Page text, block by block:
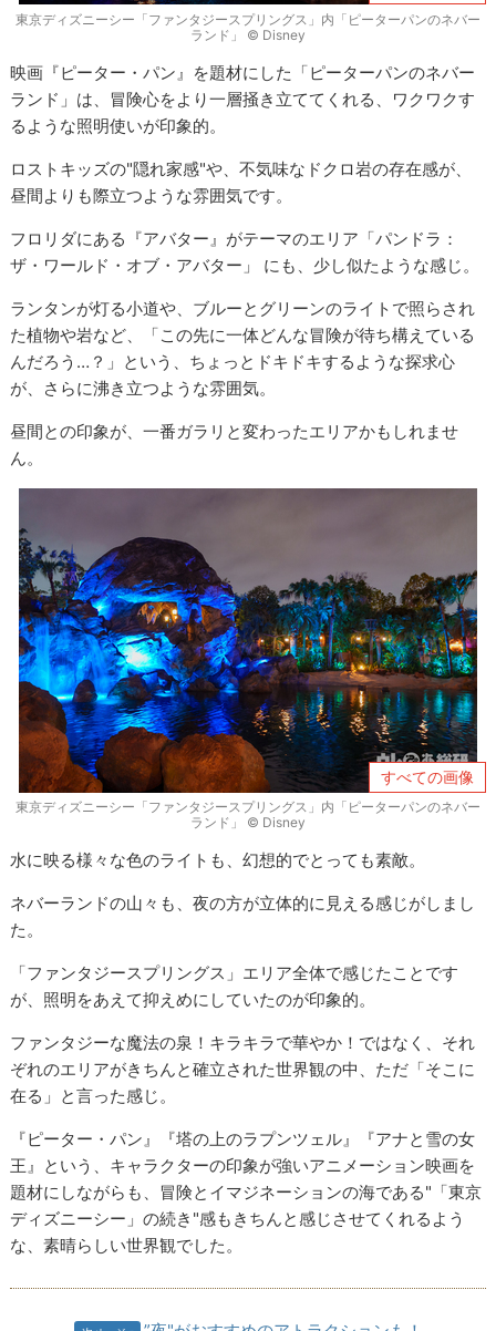
東京ディズニーシー「ファンタジースプリングス」内「ピーターパンのネバー
ランド」 © Disney
映画『ピーター・パン』を題材にした「ピーターパンのネバー
ランド」は、冒険心をより一層掻き立ててくれる、ワクワクす
るような照明使いが印象的。
ロストキッズの"隠れ家感"や、不気味なドクロ岩の存在感が、
昼間よりも際立つような雰囲気です。
フロリダにある『アバター』がテーマのエリア「パンドラ：
ザ・ワールド・オブ・アバター」 にも、少し似たような感じ。
ランタンが灯る小道や、ブルーとグリーンのライトで照らされ
た植物や岩など、「この先に一体どんな冒険が待ち構えている
んだろう…？」という、ちょっとドキドキするような探求心
が、さらに沸き立つような雰囲気。
昼間との印象が、一番ガラリと変わったエリアかもしれませ
ん。
すべての画像
東京ディズニーシー「ファンタジースプリングス」内「ピーターパンのネバー
ランド」 © Disney
水に映る様々な色のライトも、幻想的でとっても素敵。
ネバーランドの山々も、夜の方が立体的に見える感じがしまし
た。
「ファンタジースプリングス」エリア全体で感じたことです
が、照明をあえて抑えめにしていたのが印象的。
ファンタジーな魔法の泉！キラキラで華やか！ではなく、それ
ぞれのエリアがきちんと確立された世界観の中、ただ「そこに
在る」と言った感じ。
『ピーター・パン』『塔の上のラプンツェル』『アナと雪の女
王』という、キャラクターの印象が強いアニメーション映画を
題材にしながらも、冒険とイマジネーションの海である"「東京
ディズニーシー」の続き"感もきちんと感じさせてくれるよう
な、素晴らしい世界観でした。